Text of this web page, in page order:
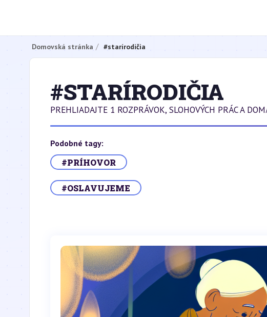
Domovská stránka #starírodičia
#STARÍRODIČIA
PREHLIADAJTE 1 ROZPRÁVOK, SLOHOVÝCH PRÁC A
Podobné tagy:
#PRÍHOVOR
#OSLAVUJEME